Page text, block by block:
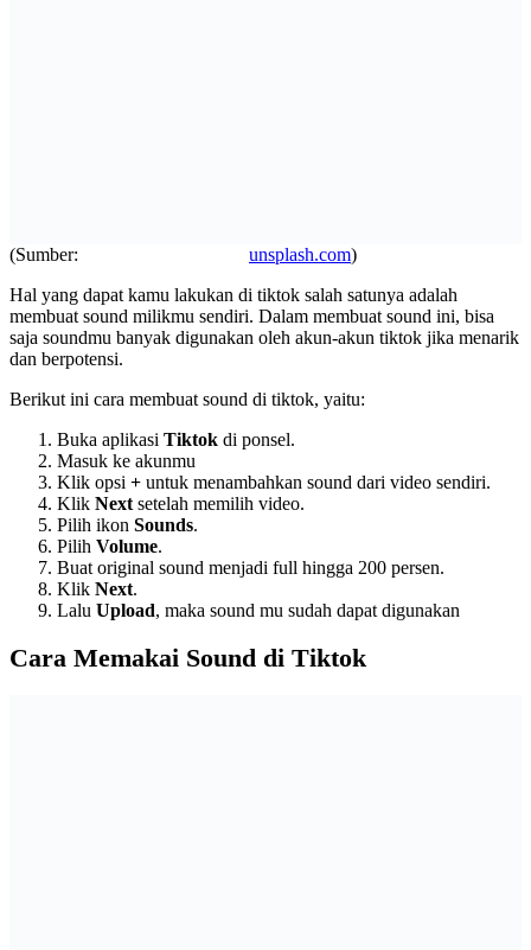
(Sumber: unsplash.com)
Hal yang dapat kamu lakukan di tiktok salah satunya adalah
membuat sound milikmu sendiri. Dalam membuat sound ini, bisa
saja soundmu banyak digunakan oleh akun-akun tiktok jika menarik
dan berpotensi.
Berikut ini cara membuat sound di tiktok, yaitu:
Buka aplikasi Tiktok di ponsel.
Masuk ke akunmu
Klik opsi + untuk menambahkan sound dari video sendiri.
Klik Next setelah memilih video.
Pilih ikon Sounds.
Pilih Volume.
Buat original sound menjadi full hingga 200 persen.
Klik Next.
Lalu Upload, maka sound mu sudah dapat digunakan
Cara Memakai Sound di Tiktok